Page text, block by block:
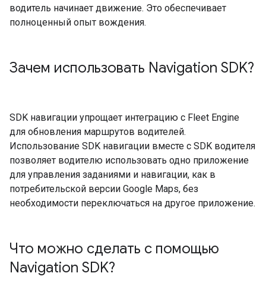
водитель начинает движение. Это обеспечивает
полноценный опыт вождения.
Зачем использовать Navigation SDK?
SDK навигации упрощает интеграцию с Fleet Engine
для обновления маршрутов водителей.
Использование SDK навигации вместе с SDK водителя
позволяет водителю использовать одно приложение
для управления заданиями и навигации, как в
потребительской версии Google Maps, без
необходимости переключаться на другое приложение.
Что можно сделать с помощью
Navigation SDK?